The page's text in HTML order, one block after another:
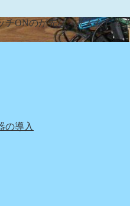
チONのが先な、そんな日
の導入